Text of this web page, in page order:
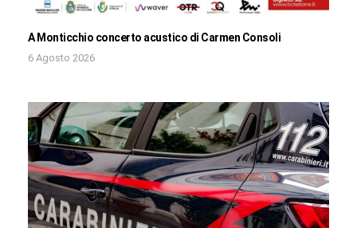
A Monticchio concerto acustico di Carmen Consoli
6 Agosto 2026